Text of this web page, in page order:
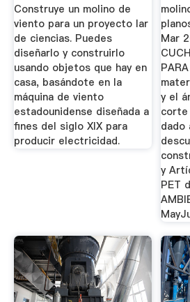
Construye un molino de
viento para un proyecto lar
de ciencias. Puedes
diseñarlo y construirlo
usando objetos que hay en
casa, basándote en la
máquina de viento
estadounidense diseñada a
fines del siglo XIX para
producir electricidad.
Mar
y el
corte
dado
y
PET